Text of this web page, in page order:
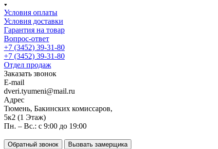
Условия оплаты
Условия доставки
Гарантия на товар
Вопрос-ответ
+7 (3452) 39-31-80
+7 (3452) 39-31-80
Отдел продаж
Заказать звонок
E-mail
dveri.tyumeni@mail.ru
Адрес
Тюмень, Бакинских комиссаров,
5к2 (1 Этаж)
Пн. – Вс.: с 9:00 до 19:00
Обратный звонок Вызвать замерщика